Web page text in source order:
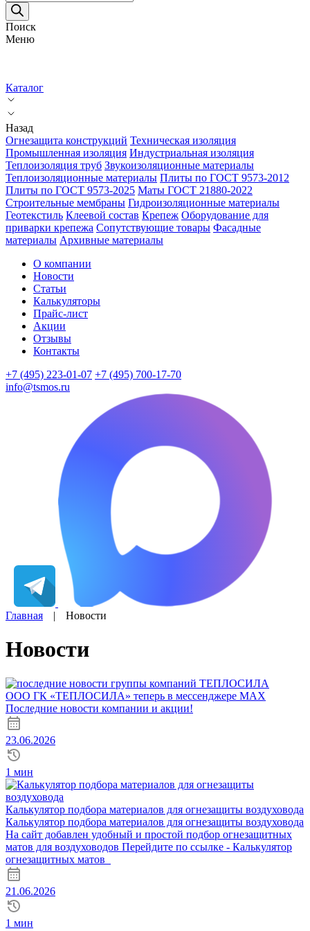
товаров
Поиск
Меню
Каталог
Назад
Огнезащита конструкций Техническая изоляция
Промышленная изоляция Индустриальная изоляция
Теплоизоляция труб Звукоизоляционные материалы
Теплоизоляционные материалы Плиты по ГОСТ 9573-2012
Плиты по ГОСТ 9573-2025 Маты ГОСТ 21880-2022
Строительные мембраны Гидроизоляционные материалы
Геотекстиль Клеевой состав Крепеж Оборудование для
приварки крепежа Сопутствующие товары Фасадные
материалы Архивные материалы
О компании
Новости
Статьи
Калькуляторы
Прайс-лист
Акции
Отзывы
Контакты
+7 (495) 223-01-07 +7 (495) 700-17-70
info@tsmos.ru
Главная | Новости
Новости
ООО ГК «ТЕПЛОСИЛА» теперь в мессенджере MAX
Последние новости компании и акции!
23.06.2026
1 мин
Калькулятор подбора материалов для огнезащиты воздуховода
Калькулятор подбора материалов для огнезащиты воздуховода
На сайт добавлен удобный и простой подбор огнезащитных
матов для воздуховодов Перейдите по ссылке - Калькулятор
огнезащитных матов
21.06.2026
1 мин